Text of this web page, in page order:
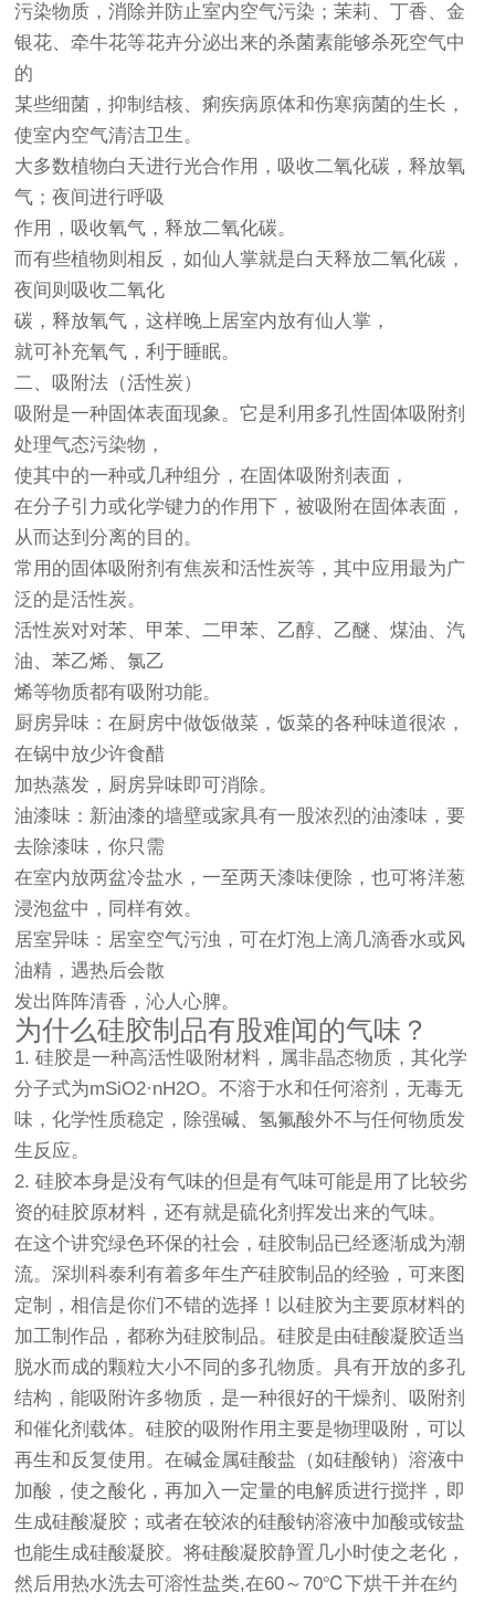
污染物质，消除并防止室内空气污染；茉莉、丁香、金
银花、牵牛花等花卉分泌出来的杀菌素能够杀死空气中
的
某些细菌，抑制结核、痢疾病原体和伤寒病菌的生长，
使室内空气清洁卫生。
大多数植物白天进行光合作用，吸收二氧化碳，释放氧
气；夜间进行呼吸
作用，吸收氧气，释放二氧化碳。
而有些植物则相反，如仙人掌就是白天释放二氧化碳，
夜间则吸收二氧化
碳，释放氧气，这样晚上居室内放有仙人掌，
就可补充氧气，利于睡眠。
二、吸附法（活性炭）
吸附是一种固体表面现象。它是利用多孔性固体吸附剂
处理气态污染物，
使其中的一种或几种组分，在固体吸附剂表面，
在分子引力或化学键力的作用下，被吸附在固体表面，
从而达到分离的目的。
常用的固体吸附剂有焦炭和活性炭等，其中应用最为广
泛的是活性炭。
活性炭对对苯、甲苯、二甲苯、乙醇、乙醚、煤油、汽
油、苯乙烯、氯乙
烯等物质都有吸附功能。
厨房异味：在厨房中做饭做菜，饭菜的各种味道很浓，
在锅中放少许食醋
加热蒸发，厨房异味即可消除。
油漆味：新油漆的墙壁或家具有一股浓烈的油漆味，要
去除漆味，你只需
在室内放两盆冷盐水，一至两天漆味便除，也可将洋葱
浸泡盆中，同样有效。
居室异味：居室空气污浊，可在灯泡上滴几滴香水或风
油精，遇热后会散
发出阵阵清香，沁人心脾。
为什么硅胶制品有股难闻的气味？
1. 硅胶是一种高活性吸附材料，属非晶态物质，其化学
分子式为mSiO2·nH2O。不溶于水和任何溶剂，无毒无
味，化学性质稳定，除强碱、氢氟酸外不与任何物质发
生反应。
2. 硅胶本身是没有气味的但是有气味可能是用了比较劣
资的硅胶原材料，还有就是硫化剂挥发出来的气味。
在这个讲究绿色环保的社会，硅胶制品已经逐渐成为潮
流。深圳科泰利有着多年生产硅胶制品的经验，可来图
定制，相信是你们不错的选择！以硅胶为主要原材料的
加工制作品，都称为硅胶制品。硅胶是由硅酸凝胶适当
脱水而成的颗粒大小不同的多孔物质。具有开放的多孔
结构，能吸附许多物质，是一种很好的干燥剂、吸附剂
和催化剂载体。硅胶的吸附作用主要是物理吸附，可以
再生和反复使用。在碱金属硅酸盐（如硅酸钠）溶液中
加酸，使之酸化，再加入一定量的电解质进行搅拌，即
生成硅酸凝胶；或者在较浓的硅酸钠溶液中加酸或铵盐
也能生成硅酸凝胶。将硅酸凝胶静置几小时使之老化，
然后用热水洗去可溶性盐类,在60～70℃下烘干并在约